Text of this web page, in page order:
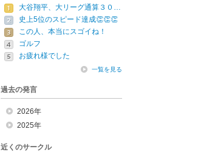
大谷翔平、大リーグ通算３０…
史上5位のスピード達成👏👏👏
この人、本当にスゴイね！
ゴルフ
お疲れ様でした
一覧を見る
過去の発言
2026年
2025年
近くのサークル